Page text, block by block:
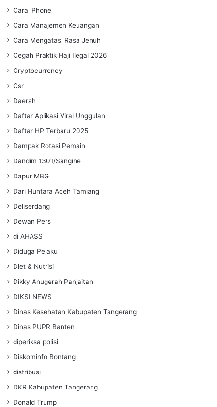
Cara iPhone
Cara Manajemen Keuangan
Cara Mengatasi Rasa Jenuh
Cegah Praktik Haji Ilegal 2026
Cryptocurrency
Csr
Daerah
Daftar Aplikasi Viral Unggulan
Daftar HP Terbaru 2025
Dampak Rotasi Pemain
Dandim 1301/Sangihe
Dapur MBG
Dari Huntara Aceh Tamiang
Deliserdang
Dewan Pers
di AHASS
Diduga Pelaku
Diet & Nutrisi
Dikky Anugerah Panjaitan
DIKSI NEWS
Dinas Kesehatan Kabupaten Tangerang
Dinas PUPR Banten
diperiksa polisi
Diskominfo Bontang
distribusi
DKR Kabupaten Tangerang
Donald Trump